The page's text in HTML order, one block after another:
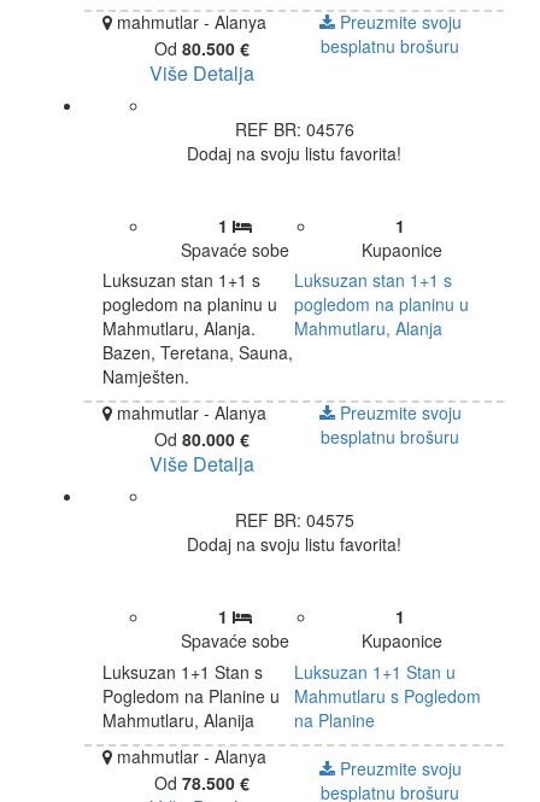
mahmutlar - Alanya
Preuzmite svoju
besplatnu brošuru
Od 80.500 €
Više Detalja
REF BR: 04576
Dodaj na svoju listu favorita!
1
Spavaće sobe
1
Kupaonice
Luksuzan stan 1+1 s
pogledom na planinu u
Mahmutlaru, Alanja
Luksuzan stan 1+1 s
pogledom na planinu u
Mahmutlaru, Alanja.
Bazen, Teretana, Sauna,
Namješten.
mahmutlar - Alanya
Preuzmite svoju
besplatnu brošuru
Od 80.000 €
Više Detalja
REF BR: 04575
Dodaj na svoju listu favorita!
1
Spavaće sobe
1
Kupaonice
Luksuzan 1+1 Stan u
Mahmutlaru s Pogledom
na Planine
Luksuzan 1+1 Stan s
Pogledom na Planine u
Mahmutlaru, Alanija
mahmutlar - Alanya
Preuzmite svoju
besplatnu brošuru
Od 78.500 €